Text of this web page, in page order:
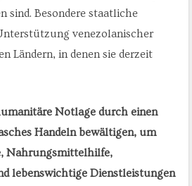
sind. Besondere staatliche
venezolanischer
Ländern, in denen sie derzeit
Notlage durch einen
Handeln bewältigen, um
Nahrungsmittelhilfe,
lebenswichtige Dienstleistungen